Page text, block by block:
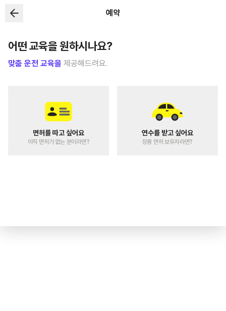
예약
어떤 교육을 원하시나요?
맞춤 운전 교육을 제공해드려요.
면허를 따고 싶어요
아직 면허가 없는 분이라면?
연수를 받고 싶어요
장롱 면허 보유자라면?